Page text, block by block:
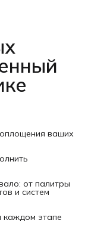
ваших
от палитры
и систем
каждом этапе